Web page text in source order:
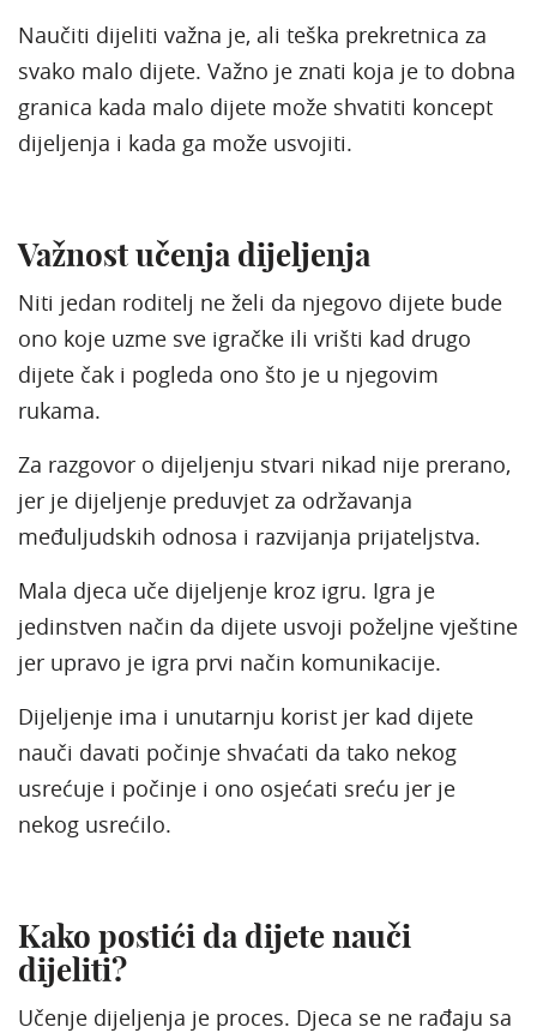
Naučiti dijeliti važna je, ali teška prekretnica za
svako malo dijete. Važno je znati koja je to dobna
granica kada malo dijete može shvatiti koncept
dijeljenja i kada ga može usvojiti.
Važnost učenja dijeljenja
Niti jedan roditelj ne želi da njegovo dijete ​​bude
ono koje uzme sve igračke ili vrišti kad drugo
dijete čak i pogleda ono što je u njegovim
rukama.
Za razgovor o dijeljenju stvari nikad nije prerano,
jer je dijeljenje preduvjet za održavanja
međuljudskih odnosa i razvijanja prijateljstva.
Mala djeca uče dijeljenje kroz igru. Igra je
jedinstven način da dijete usvoji poželjne vještine
jer upravo je igra prvi način komunikacije.
Dijeljenje ima i unutarnju korist jer kad dijete
nauči davati počinje shvaćati da tako nekog
usrećuje i počinje i ono osjećati sreću jer je
nekog usrećilo.
Kako postići da dijete nauči
dijeliti?
Učenje dijeljenja je proces. Djeca se ne rađaju sa